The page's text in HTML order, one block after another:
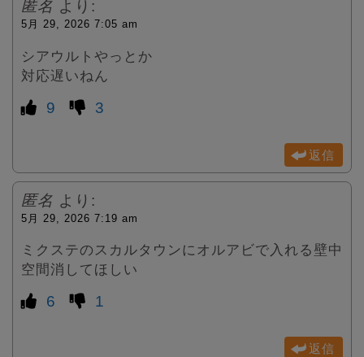
匿名 より:
5月 29, 2026 7:05 am
シアウルトやっとか
対応遅いねん
9 3
返信
匿名 より:
5月 29, 2026 7:19 am
ミクステのスカルタウンにオルアビで入れる壁中
空間消してほしい
6 1
返信